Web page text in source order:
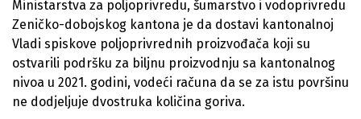
Ministarstva za poljoprivredu, šumarstvo i vodoprivredu
Zeničko-dobojskog kantona je da dostavi kantonalnoj
Vladi spiskove poljoprivrednih proizvođača koji su
ostvarili podršku za biljnu proizvodnju sa kantonalnog
nivoa u 2021. godini, vodeći računa da se za istu površinu
ne dodjeljuje dvostruka količina goriva.